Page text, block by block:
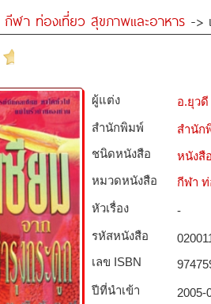
กีฬา ท่องเที่ยว สุขภาพและอาหาร ->
ผู้แต่ง
อ.ยุว
สำนักพิมพ์
สำนัก
ชนิดหนังสือ­
หนังสื
หมวดหนังสือ­
กีฬา
หัวเรื่อง
-
รหัสหนังสือ­
เลข ISBN
ปีที่นำเข้า
2005-